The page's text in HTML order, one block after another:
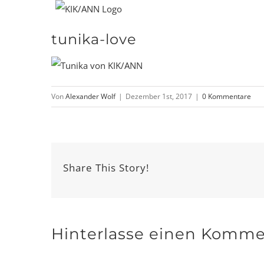
tunika-love
VonAlexander Wolf | Dezember 1st, 2017 | 0 Kommentare
Share This Story!
Hinterlasse einen